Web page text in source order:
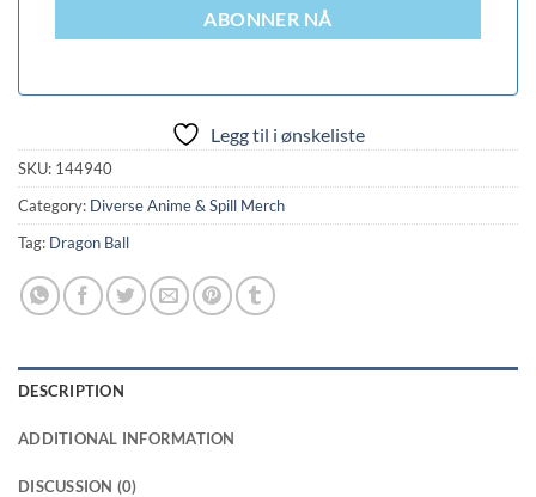
ABONNER NÅ
Legg til i ønskeliste
SKU: 144940
Category: Diverse Anime & Spill Merch
Tag: Dragon Ball
DESCRIPTION
ADDITIONAL INFORMATION
DISCUSSION (0)